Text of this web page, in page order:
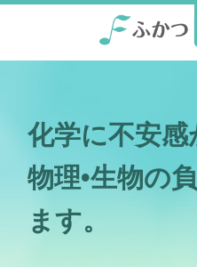
化学に不安
物理•生物の
ます。